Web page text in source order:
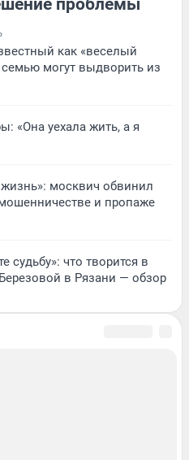
проблемы
как «веселый
могут выдворить из
«Она уехала жить, а я
москвич обвинил
и пропаже
судьбу»: что творится в
в Рязани — обзор